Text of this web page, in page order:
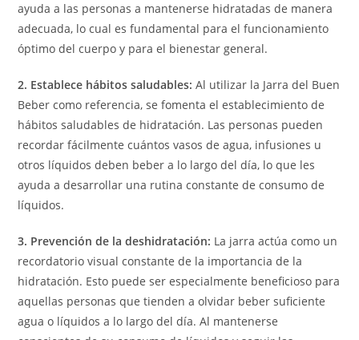
ayuda a las personas a mantenerse hidratadas de manera
adecuada, lo cual es fundamental para el funcionamiento
óptimo del cuerpo y para el bienestar general.
2. Establece hábitos saludables: Al utilizar la Jarra del Buen
Beber como referencia, se fomenta el establecimiento de
hábitos saludables de hidratación. Las personas pueden
recordar fácilmente cuántos vasos de agua, infusiones u
otros líquidos deben beber a lo largo del día, lo que les
ayuda a desarrollar una rutina constante de consumo de
líquidos.
3. Prevención de la deshidratación: La jarra actúa como un
recordatorio visual constante de la importancia de la
hidratación. Esto puede ser especialmente beneficioso para
aquellas personas que tienden a olvidar beber suficiente
agua o líquidos a lo largo del día. Al mantenerse